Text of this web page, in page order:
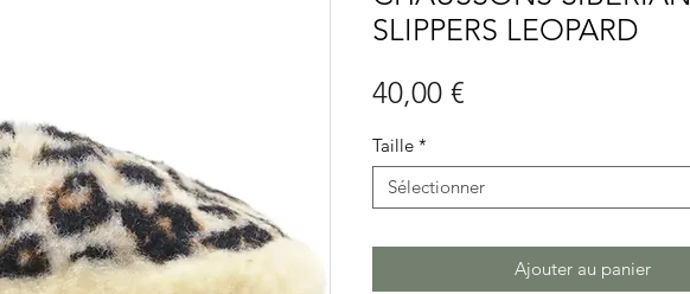
SLIPPERS LEOPARD
40,00 €
Taille *
Sélectionner
Ajouter au panier